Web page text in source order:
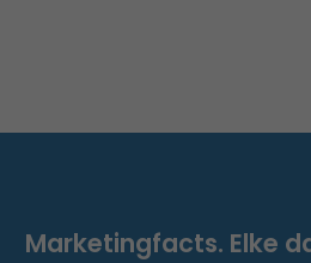
Marketingfacts. Elke